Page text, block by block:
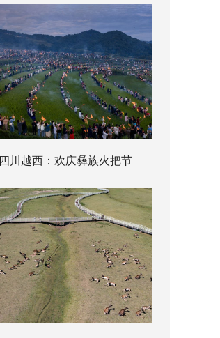
四川越西：欢庆彝族火把节